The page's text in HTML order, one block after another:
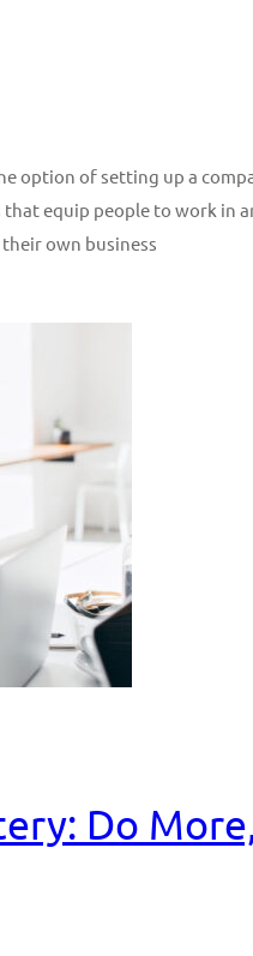
option of setting up a
equip people to work in
own business
Do